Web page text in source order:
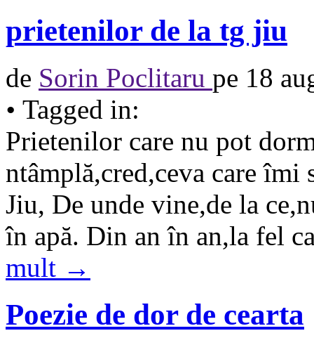
prietenilor de la tg jiu
de Sorin Poclitaru pe 18
• Tagged in:
Prietenilor care nu pot
ntâmplă,cred,ceva care îmi
Jiu, De unde vine,de la
în apă. Din an în an,la fel
mult →
Poezie de dor de cearta